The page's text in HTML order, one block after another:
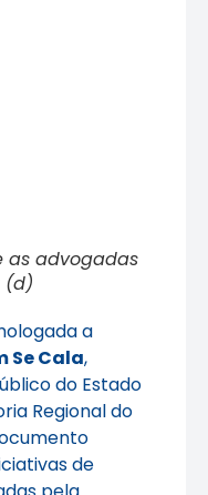
as advogadas
(d)
a
Se Cala,
do Estado
Regional do
de